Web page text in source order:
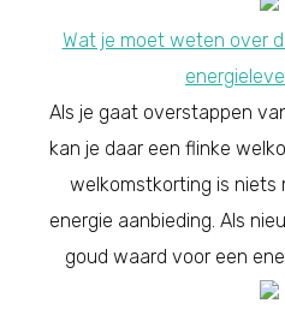
Wat je moet weten over
Als je gaat overstappen
kan je daar een flinke
welkomstkorting is niets
energie aanbieding. Als
goud waard voor een